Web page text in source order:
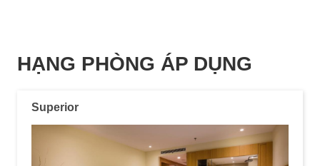
HẠNG PHÒNG ÁP DỤNG
Superior